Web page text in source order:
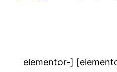
[elementor-template id=”1077″] [elementor-